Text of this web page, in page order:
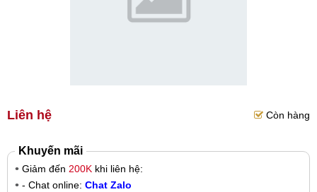
Liên hệ Còn hàng
Khuyến mãi
Giảm đến 200K khi liên hệ:
- Chat online: Chat Zalo